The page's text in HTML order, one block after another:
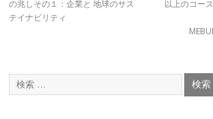
の兆しその１：企業と 地球のサス
テイナビリティ
以上のコー